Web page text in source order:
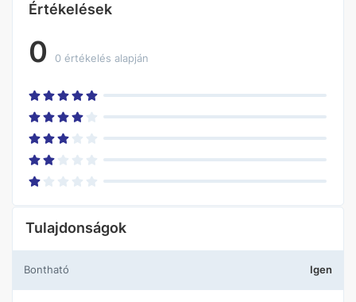
Értékelések
0 0 értékelés alapján
Tulajdonságok
Bontható Igen